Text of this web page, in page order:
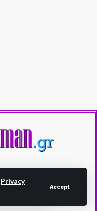
Privacy
Accept